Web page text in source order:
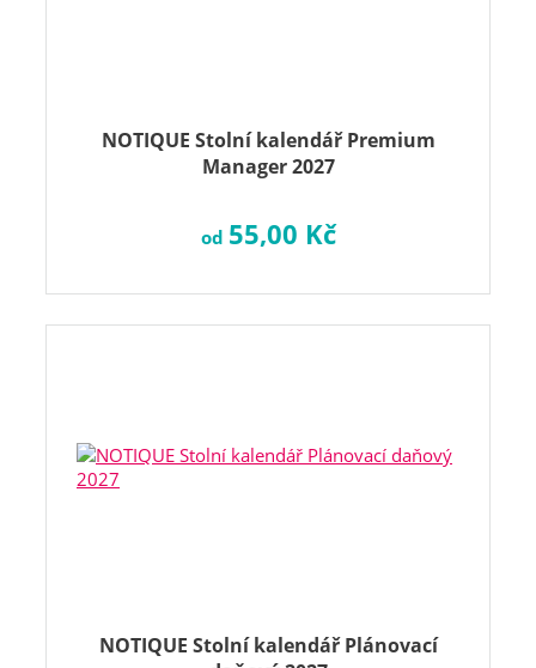
NOTIQUE Stolní kalendář Premium
Manager 2027
od 55,00 Kč
NOTIQUE Stolní kalendář Plánovací